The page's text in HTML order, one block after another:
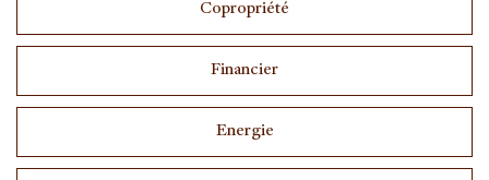
Copropriété
Financier
Energie